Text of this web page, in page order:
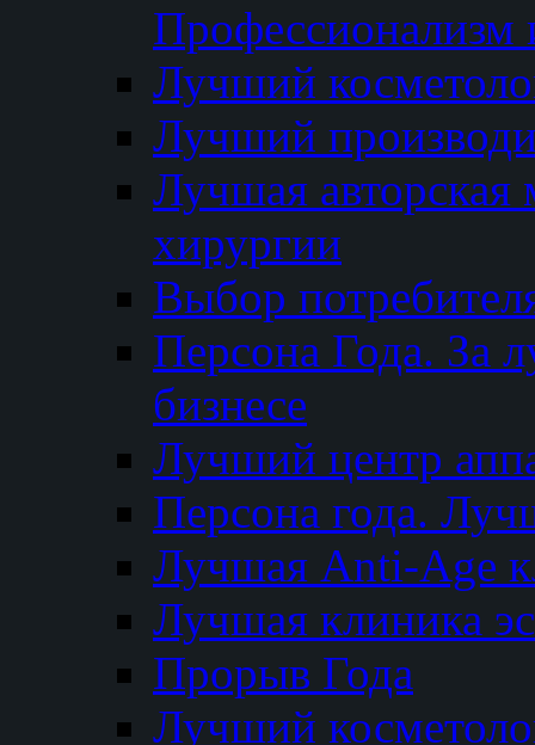
Профессионализм
Лучший
Лучший
Лучшая авторская
хирургии
Выбор
Персона Года. За
бизнесе
Лучший центр
Персона года.
Лучшая Anti-Age
Лучшая клиника
Прорыв Года
Лучший